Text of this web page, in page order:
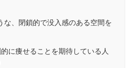
な、閉鎖的で没入感のある空間を
に痩せることを期待している人